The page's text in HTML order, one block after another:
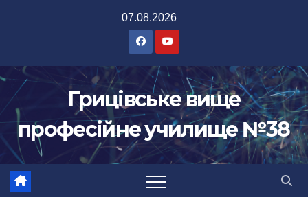
07.08.2026
Грицівське вище
професійне училище №38